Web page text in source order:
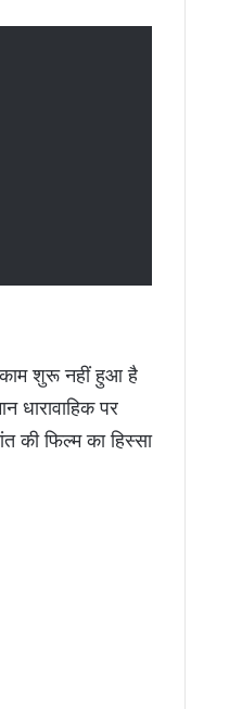
काम शुरू नहीं हुआ है
पर
की फिल्म का हिस्सा